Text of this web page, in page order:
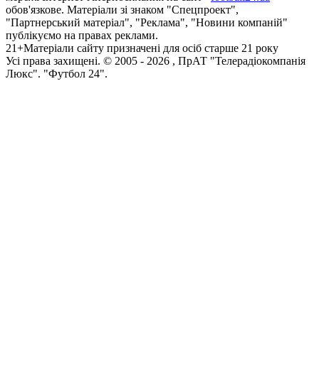
обов'язкове. Матеріали зі знаком "Спецпроект",
"Партнерський матеріал", "Реклама", "Новини компаній"
публікуємо на правах реклами.
21+Матеріали сайту призначені для осіб старше 21 року
Усi права захищенi. © 2005 - 2026 , ПрАТ "Телерадіокомпанія
Люкс". "Футбол 24".